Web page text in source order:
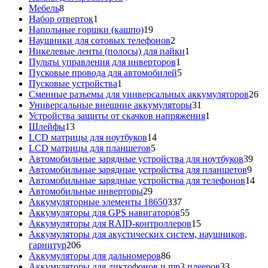
Мебель88
товаров
Набор отверток1
товар
Напольные горшки (кашпо)1919
товаров
Наушники для сотовых телефонов2
товара
Никелевые ленты (полосы) для пайки1
Пульты управления для инверторов1
товар
Пусковые провода для автомобилей55
Пусковые устройства1
товар
Сменные разъемы для универсальных аккумуляторов2626
Универсальные внешние аккумуляторы31
товар
Устройства защиты от скачков напряжения1
Шлейфы1313
товаров
LCD матрицы для ноутбуков1414
LCD матрицы для планшетов55
товаров
Автомобильные зарядные устройства для ноутбуков3939
Автомобильные зарядные устройства для планшетов99
Автомобильные зарядные устройства для телефонов1414
Автомобильные инверторы2929
товаров
Аккумуляторные элементы 18650337337
товаров
Аккумуляторы для GPS навигаторов5555
товаров
Аккумуляторы для RAID-контроллеров1515
товаров
Аккумуляторы для акустических систем, наушников,
гарнитур206206
товаров
Аккумуляторы для дальномеров8686